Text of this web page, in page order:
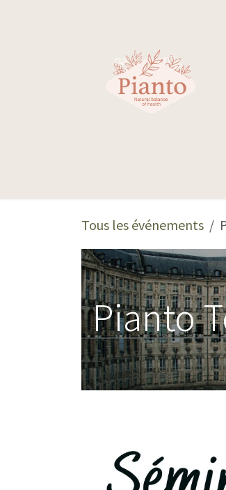
Tous les événements
Pianto